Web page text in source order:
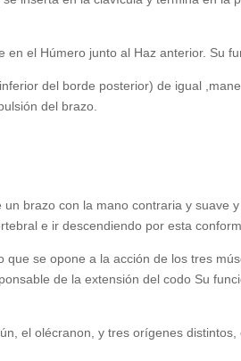
el Húmero junto al Haz anterior. Su
del borde posterior) de igual
del brazo.
brazo con la mano contraria y suave
e ir descendiendo por esta
se opone a la acción de los tres
de la extensión del codo Su
el olécranon, y tres orígenes